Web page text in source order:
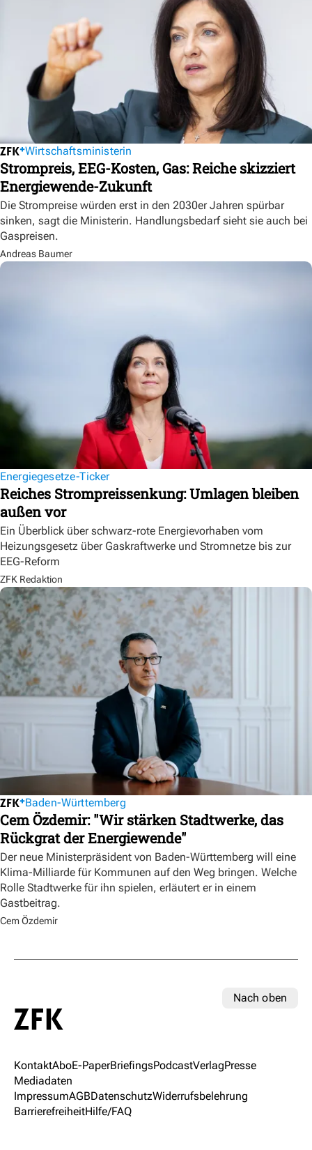
Wirtschaftsministerin
Strompreis, EEG-Kosten, Gas: Reiche skizziert
Energiewende-Zukunft
Die Strompreise würden erst in den 2030er Jahren spürbar
sinken, sagt die Ministerin. Handlungsbedarf sieht sie auch bei
Gaspreisen.
Andreas Baumer
Energiegesetze-Ticker
Reiches Strompreissenkung: Umlagen bleiben
außen vor
Ein Überblick über schwarz-rote Energievorhaben vom
Heizungsgesetz über Gaskraftwerke und Stromnetze bis zur
EEG-Reform
ZFK Redaktion
Baden-Württemberg
Cem Özdemir: "Wir stärken Stadtwerke, das
Rückgrat der Energiewende"
Der neue Ministerpräsident von Baden-Württemberg will eine
Klima-Milliarde für Kommunen auf den Weg bringen. Welche
Rolle Stadtwerke für ihn spielen, erläutert er in einem
Gastbeitrag.
Cem Özdemir
Nach oben
KontaktAboE-PaperBriefingsPodcastVerlagPresse
Mediadaten
ImpressumAGBDatenschutzWiderrufsbelehrung
BarrierefreiheitHilfe/FAQ